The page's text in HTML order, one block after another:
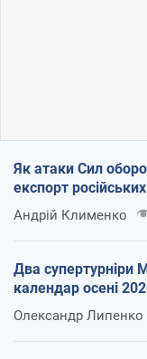
Як атаки Сил
експорт
Андрій Клименко
Два супертурніри
календар осені
Олександр Липенко